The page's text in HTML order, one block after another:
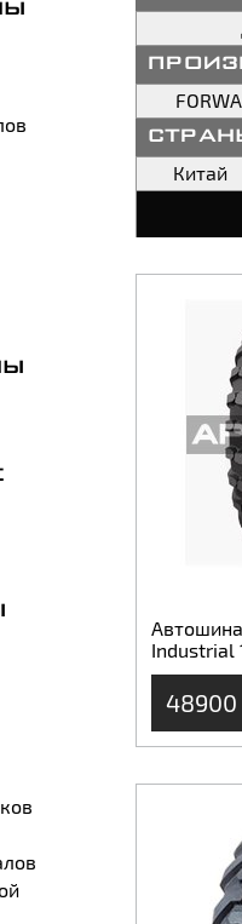
Китай
Industrial
48900